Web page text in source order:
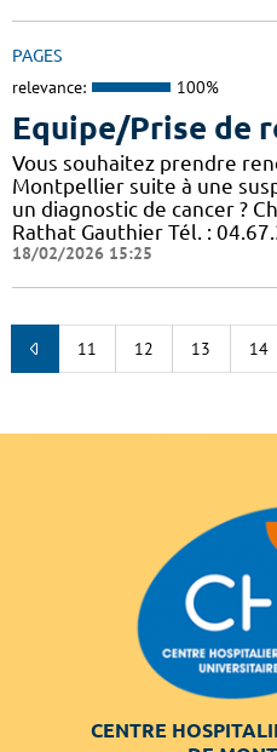
PAGES
relevance: 100%
Equipe/Prise de
Vous souhaitez prendre
Montpellier suite à une
un diagnostic de cancer ?
Rathat Gauthier Tél. :
18/02/2026 15:25
11 12 13 14
CENTRE